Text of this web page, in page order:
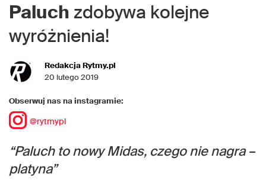
Paluch zdobywa kolejne
wyróżnienia!
Redakcja Rytmy.pl
20 lutego 2019
Obserwuj nas na instagramie:
@rytmypl
“Paluch to nowy Midas, czego nie nagra –
platyna”